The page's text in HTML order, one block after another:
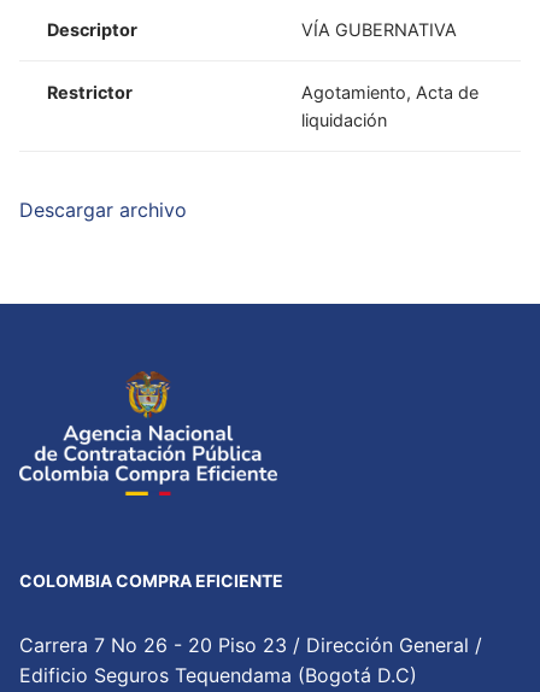
Descriptor VÍA GUBERNATIVA
Restrictor
Agotamiento, Acta de
liquidación
Descargar archivo
COLOMBIA COMPRA EFICIENTE
Carrera 7 No 26 - 20 Piso 23 / Dirección General /
Edificio Seguros Tequendama (Bogotá D.C)